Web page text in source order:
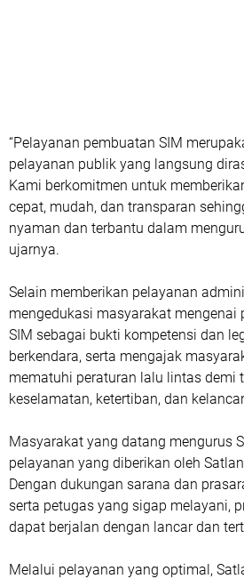
“Pelayanan pembuatan SIM
pelayanan publik yang langsung
Kami berkomitmen untuk
cepat, mudah, dan transparan
nyaman dan terbantu dalam
ujarnya.
Selain memberikan pelayanan
mengedukasi masyarakat mengenai
SIM sebagai bukti kompetensi dan
berkendara, serta mengajak
mematuhi peraturan lalu lintas demi
keselamatan, ketertiban, dan
Masyarakat yang datang mengurus
pelayanan yang diberikan oleh
Dengan dukungan sarana dan
serta petugas yang sigap melayani,
dapat berjalan dengan lancar dan
Melalui pelayanan yang optimal,